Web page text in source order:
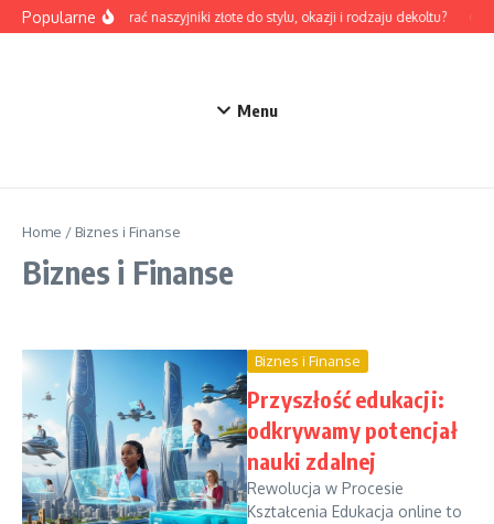
Przejdź do treści
PopularneJak dobrać naszyjniki złote do stylu, okazji i rodzaju dekoltu?
Menu
Home / Biznes i Finanse
Biznes i Finanse
Biznes i Finanse
Przyszłość edukacji:
odkrywamy potencjał
nauki zdalnej
Rewolucja w Procesie
Kształcenia Edukacja online to